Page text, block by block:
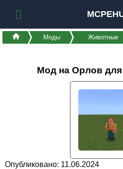
Моды Животные
Мод на Орлов для
Опубликовано: 11.06.2024